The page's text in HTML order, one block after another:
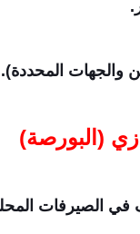
(البورصة)
في الصيرفات